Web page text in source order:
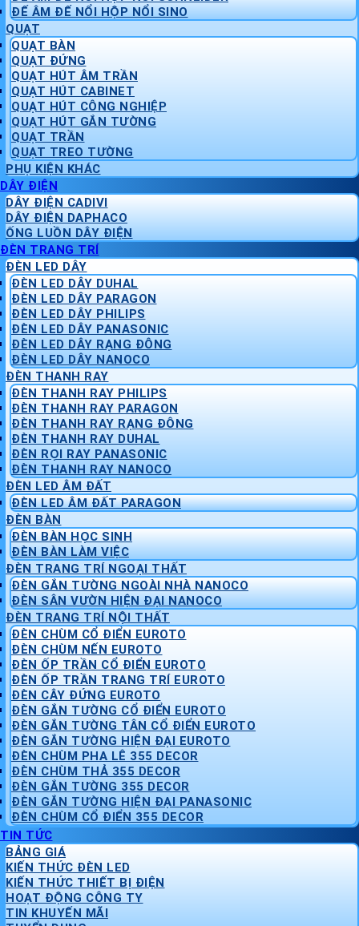
ĐẾ ÂM ĐẾ NỔI HỘP NỔI SINO
QUẠT
QUẠT BÀN
QUẠT ĐỨNG
QUẠT HÚT ÂM TRẦN
QUẠT HÚT CABINET
QUẠT HÚT CÔNG NGHIỆP
QUẠT HÚT GẮN TƯỜNG
QUẠT TRẦN
QUẠT TREO TƯỜNG
PHỤ KIỆN KHÁC
DÂY ĐIỆN
DÂY ĐIỆN CADIVI
DÂY ĐIỆN DAPHACO
ỐNG LUỒN DÂY ĐIỆN
ĐÈN TRANG TRÍ
ĐÈN LED DÂY
ĐÈN LED DÂY DUHAL
ĐÈN LED DÂY PARAGON
ĐÈN LED DÂY PHILIPS
ĐÈN LED DÂY PANASONIC
ĐÈN LED DÂY RẠNG ĐÔNG
ĐÈN LED DÂY NANOCO
ĐÈN THANH RAY
ĐÈN THANH RAY PHILIPS
ĐÈN THANH RAY PARAGON
ĐÈN THANH RAY RẠNG ĐÔNG
ĐÈN THANH RAY DUHAL
ĐÈN RỌI RAY PANASONIC
ĐÈN THANH RAY NANOCO
ĐÈN LED ÂM ĐẤT
ĐÈN LED ÂM ĐẤT PARAGON
ĐÈN BÀN
ĐÈN BÀN HỌC SINH
ĐÈN BÀN LÀM VIỆC
ĐÈN TRANG TRÍ NGOẠI THẤT
ĐÈN GẮN TƯỜNG NGOÀI NHÀ NANOCO
ĐÈN SÂN VƯỜN HIỆN ĐẠI NANOCO
ĐÈN TRANG TRÍ NỘI THẤT
ĐÈN CHÙM CỔ ĐIỂN EUROTO
ĐÈN CHÙM NẾN EUROTO
ĐÈN ỐP TRẦN CỔ ĐIỂN EUROTO
ĐÈN ỐP TRẦN TRANG TRÍ EUROTO
ĐÈN CÂY ĐỨNG EUROTO
ĐÈN GẮN TƯỜNG CỔ ĐIỂN EUROTO
ĐÈN GẮN TƯỜNG TÂN CỔ ĐIỂN EUROTO
ĐÈN GẮN TƯỜNG HIỆN ĐẠI EUROTO
ĐÈN CHÙM PHA LÊ 355 DECOR
ĐÈN CHÙM THẢ 355 DECOR
ĐÈN GẮN TƯỜNG 355 DECOR
ĐÈN GẮN TƯỜNG HIỆN ĐẠI PANASONIC
ĐÈN CHÙM CỔ ĐIỂN 355 DECOR
TIN TỨC
BẢNG GIÁ
KIẾN THỨC ĐÈN LED
KIẾN THỨC THIẾT BỊ ĐIỆN
HOẠT ĐỘNG CÔNG TY
TIN KHUYẾN MÃI